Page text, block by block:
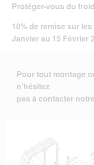
Protéger-vous du
10% de remise sur
Janvier au 15 Février
Pour tout montage
n’hésitez
pas à contacter